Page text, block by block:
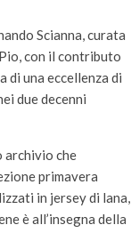
Scianna, curata
con il contributo
di una eccellenza di
due decenni
archivio che
primavera
in jersey di lana,
è all’insegna della